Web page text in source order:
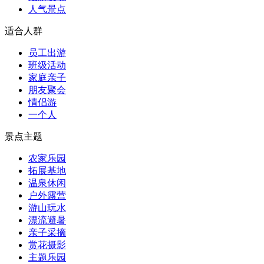
人气景点
适合人群
员工出游
班级活动
家庭亲子
朋友聚会
情侣游
一个人
景点主题
农家乐园
拓展基地
温泉休闲
户外露营
游山玩水
漂流避暑
亲子采摘
赏花摄影
主题乐园